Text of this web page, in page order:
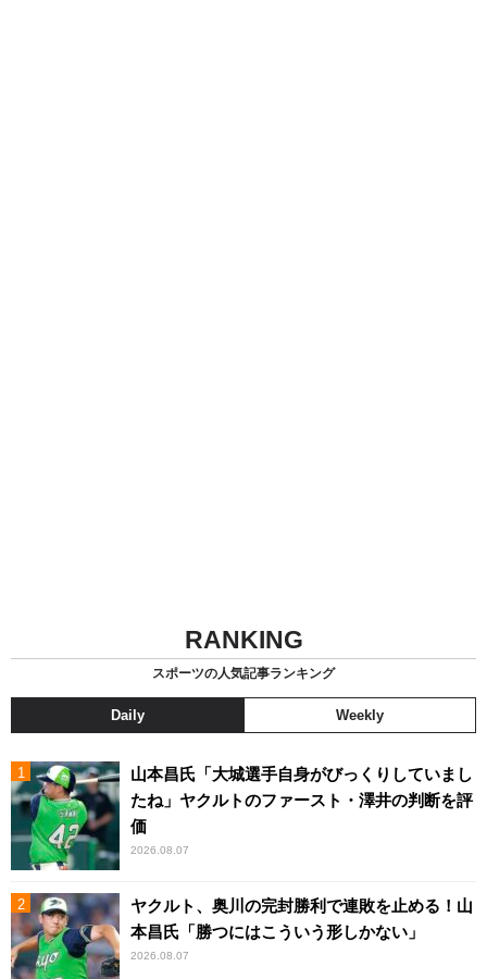
RANKING
スポーツの人気記事ランキング
Daily Weekly
山本昌氏「大城選手自身がびっくりしていまし
たね」ヤクルトのファースト・澤井の判断を評
価
2026.08.07
ヤクルト、奥川の完封勝利で連敗を止める！山
本昌氏「勝つにはこういう形しかない」
2026.08.07